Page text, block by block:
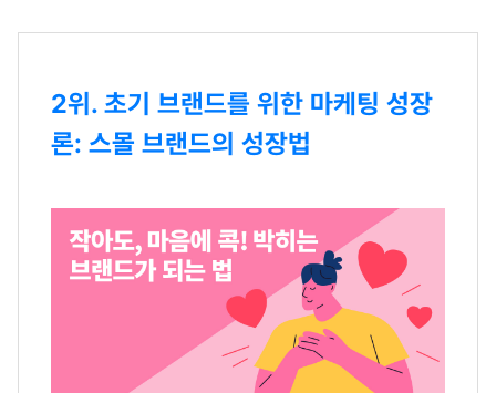
2위. 초기 브랜드를 위한 마케팅 성장
론: 스몰 브랜드의 성장법